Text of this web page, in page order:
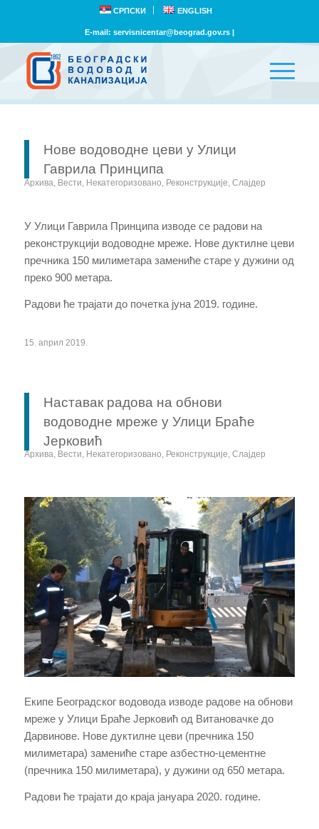
СРПСКИ ENGLISH
E-mail: servisnicentar@beograd.gov.rs|
Нове водоводне цеви у Улици
Гаврила Принципа
Архива Вести Некатегоризовано Реконструкције Слајдер
У Улици Гаврила Принципа изводе се радови на
реконструкцији водоводне мреже. Нове дуктилне цеви
пречника 150 милиметара замениће старе у дужини од
преко 900 метара.
Радови ће трајати до почетка јуна 2019. године.
15. април 2019.
Наставак радова на обнови
водоводне мреже у Улици Браће
Јерковић
Архива, Вести, Некатегоризовано, Реконструкције, Слајдер
Екипе Београдског водовода изводе радове на обнови
мреже у Улици Браће Јерковић од Витановачке до
Дарвинове. Нове дуктилне цеви (пречника 150
милиметара) замениће старе азбестно-цементне
(пречника 150 милиметара), у дужини од 650 метара.
Радови ће трајати до краја јануара 2020. године.